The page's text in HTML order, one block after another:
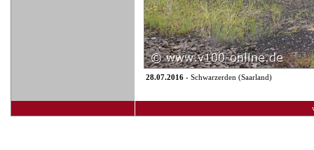
28.07.2016 - Schwarzerden (Saarland)